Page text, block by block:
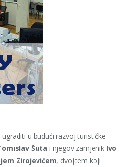
u budući razvoj turističke
Šuta i njegov zamjenik Ivo
Zirojevićem, dvojcem koji